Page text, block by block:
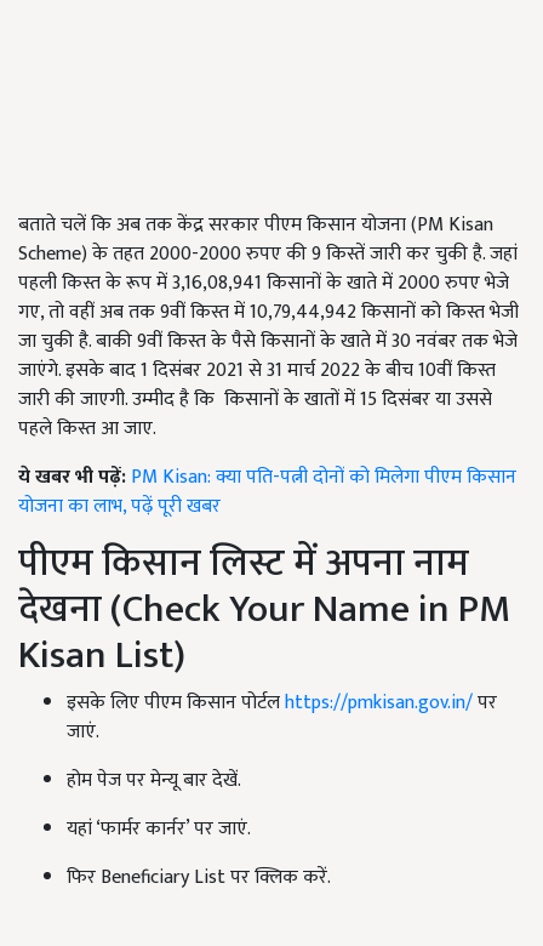
बताते चलें कि अब तक केंद्र सरकार पीएम किसान योजना (PM Kisan
Scheme) के तहत 2000-2000 रुपए की 9 किस्तें जारी कर चुकी है. जहां
पहली किस्त के रूप में 3,16,08,941 किसानों के खाते में 2000 रुपए भेजे
गए, तो वहीं अब तक 9वीं किस्त में 10,79,44,942 किसानों को किस्त भेजी
जा चुकी है. बाकी 9वीं किस्त के पैसे किसानों के खाते में 30 नवंबर तक भेजे
जाएंगे. इसके बाद 1 दिसंबर 2021 से 31 मार्च 2022 के बीच 10वीं किस्त
जारी की जाएगी. उम्मीद है कि किसानों के खातों में 15 दिसंबर या उससे
पहले किस्त आ जाए.
ये खबर भी पढ़ें:PM Kisan: क्या पति-पत्नी दोनों को मिलेगा पीएम किसान
योजना का लाभ, पढ़ें पूरी खबर
पीएम किसान लिस्ट में अपना नाम
देखना (Check Your Name in PM
Kisan List)
इसके लिए पीएम किसान पोर्टलhttps://pmkisan.gov.in/पर
जाएं.
होम पेज पर मेन्यू बार देखें.
यहां ‘फार्मर कार्नर’ पर जाएं.
फिर Beneficiary List पर क्लिक करें.